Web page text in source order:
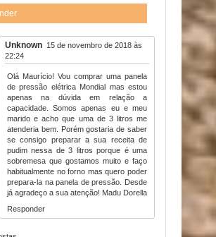
Unknown 15 de novembro de 2018 às
22:24
Olá Maurício! Vou comprar uma panela
de pressão elétrica Mondial mas estou
apenas na dúvida em relação a
capacidade. Somos apenas eu e meu
marido e acho que uma de 3 litros me
atenderia bem. Porém gostaria de saber
se consigo preparar a sua receita de
pudim nessa de 3 litros porque é uma
sobremesa que gostamos muito e faço
habitualmente no forno mas quero poder
prepara-la na panela de pressão. Desde
já agradeço a sua atenção! Madu Dorella
Responder